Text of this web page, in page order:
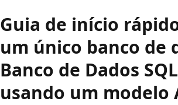
Guia de início
um único banco de
Banco de Dados
usando um modelo